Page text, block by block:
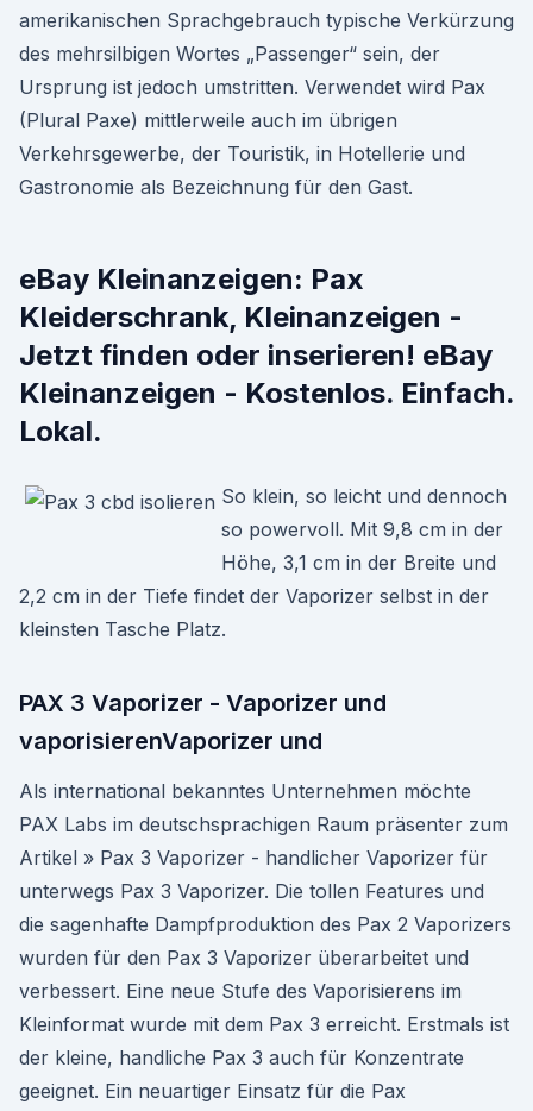
amerikanischen Sprachgebrauch typische Verkürzung
des mehrsilbigen Wortes „Passenger“ sein, der
Ursprung ist jedoch umstritten. Verwendet wird Pax
(Plural Paxe) mittlerweile auch im übrigen
Verkehrsgewerbe, der Touristik, in Hotellerie und
Gastronomie als Bezeichnung für den Gast.
eBay Kleinanzeigen: Pax
Kleiderschrank, Kleinanzeigen -
Jetzt finden oder inserieren! eBay
Kleinanzeigen - Kostenlos. Einfach.
Lokal.
So klein, so leicht und dennoch
so powervoll. Mit 9,8 cm in der
Höhe, 3,1 cm in der Breite und
2,2 cm in der Tiefe findet der Vaporizer selbst in der
kleinsten Tasche Platz.
PAX 3 Vaporizer - Vaporizer und
vaporisierenVaporizer und
Als international bekanntes Unternehmen möchte
PAX Labs im deutschsprachigen Raum präsenter zum
Artikel » Pax 3 Vaporizer - handlicher Vaporizer für
unterwegs Pax 3 Vaporizer. Die tollen Features und
die sagenhafte Dampfproduktion des Pax 2 Vaporizers
wurden für den Pax 3 Vaporizer überarbeitet und
verbessert. Eine neue Stufe des Vaporisierens im
Kleinformat wurde mit dem Pax 3 erreicht. Erstmals ist
der kleine, handliche Pax 3 auch für Konzentrate
geeignet. Ein neuartiger Einsatz für die Pax